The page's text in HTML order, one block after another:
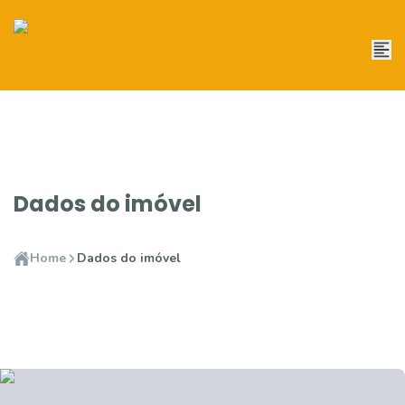
Dados do imóvel
Home Dados do imóvel